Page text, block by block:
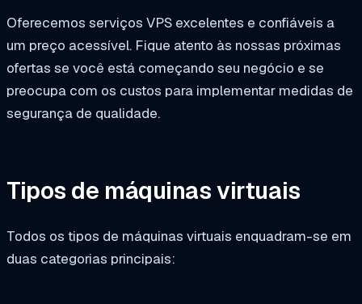
Oferecemos serviços VPS excelentes e confiáveis a
um preço acessível. Fique atento às nossas próximas
ofertas se você está começando seu negócio e se
preocupa com os custos para implementar medidas de
segurança de qualidade.
Tipos de máquinas virtuais
Todos os tipos de máquinas virtuais enquadram-se em
duas categorias principais: